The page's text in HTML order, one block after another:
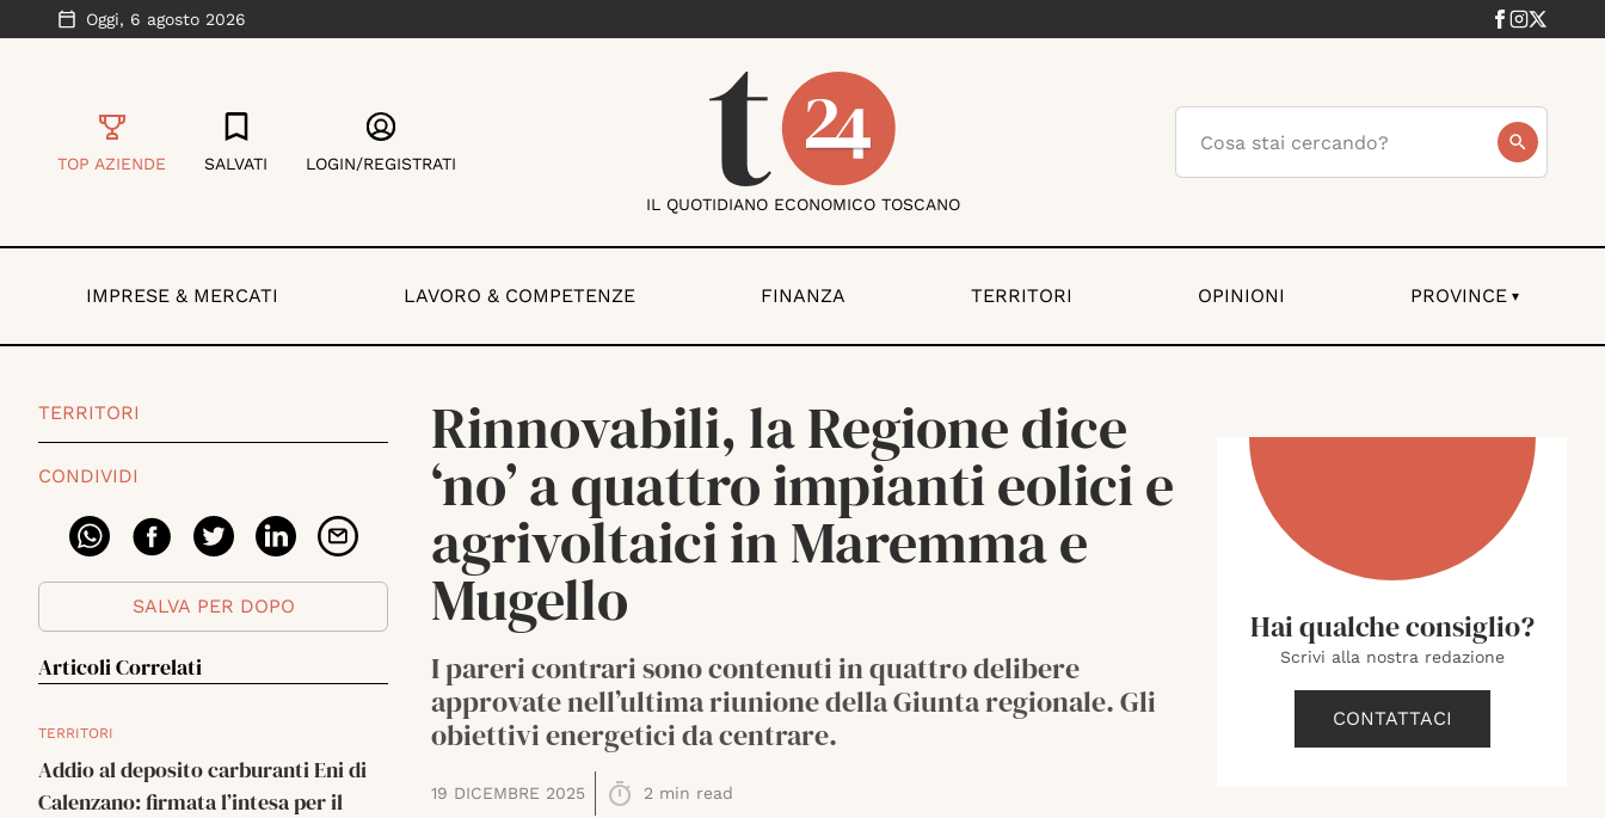
Oggi, 6 agosto 2026
TOP AZIENDE SALVATI LOGIN/REGISTRATI
IL QUOTIDIANO ECONOMICO TOSCANO
IMPRESE & MERCATI LAVORO & COMPETENZE FINANZA TERRITORI OPINIONI PROVINCE ▾
TERRITORI
CONDIVIDI
SALVA PER DOPO
Articoli Correlati
TERRITORI
Addio al deposito carburanti Eni di
Calenzano: firmata l’intesa per il
Rinnovabili, la Regione dice
‘no’ a quattro impianti eolici e
agrivoltaici in Maremma e
Mugello
I pareri contrari sono contenuti in quattro delibere
approvate nell’ultima riunione della Giunta regionale. Gli
obiettivi energetici da centrare.
19 DICEMBRE 2025 2 min read
Hai qualche consiglio?
Scrivi alla nostra redazione
CONTATTACI